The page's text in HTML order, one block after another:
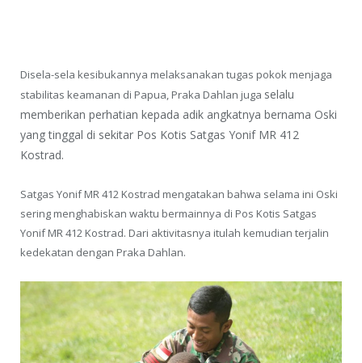
Disela-sela kesibukannya melaksanakan tugas pokok menjaga
stabilitas keamanan di Papua, Praka Dahlan juga selalu
memberikan perhatian kepada adik angkatnya bernama Oski
yang tinggal di sekitar Pos Kotis Satgas Yonif MR 412
Kostrad.
Satgas Yonif MR 412 Kostrad mengatakan bahwa selama ini Oski
sering menghabiskan waktu bermainnya di Pos Kotis Satgas
Yonif MR 412 Kostrad. Dari aktivitasnya itulah kemudian terjalin
kedekatan dengan Praka Dahlan.